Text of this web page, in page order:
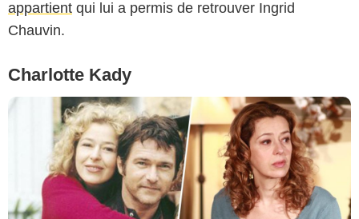
appartient qui lui a permis de retrouver Ingrid
Chauvin.
Charlotte Kady